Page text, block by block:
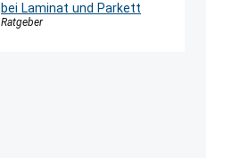
bei Laminat und Parkett
Ratgeber